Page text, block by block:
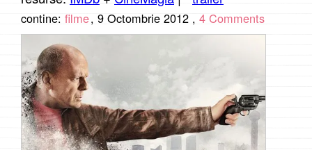
contine: filme, 9 Octombrie 2012 , 4 Comments